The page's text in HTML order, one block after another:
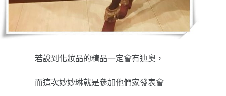
若說到化妝品的精品一定會有迪奧，
而這次妙妙琳就是參加他們家發表會